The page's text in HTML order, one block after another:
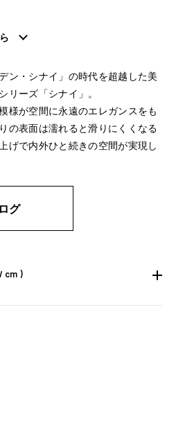
ン・シナイ」の時代を超越した美
リーズ「シナイ」。
様が空間に永遠のエレガンスをも
の表面は濡れると滑りにくくなる
げで内外ひと続きの空間が実現し
グ
cm )